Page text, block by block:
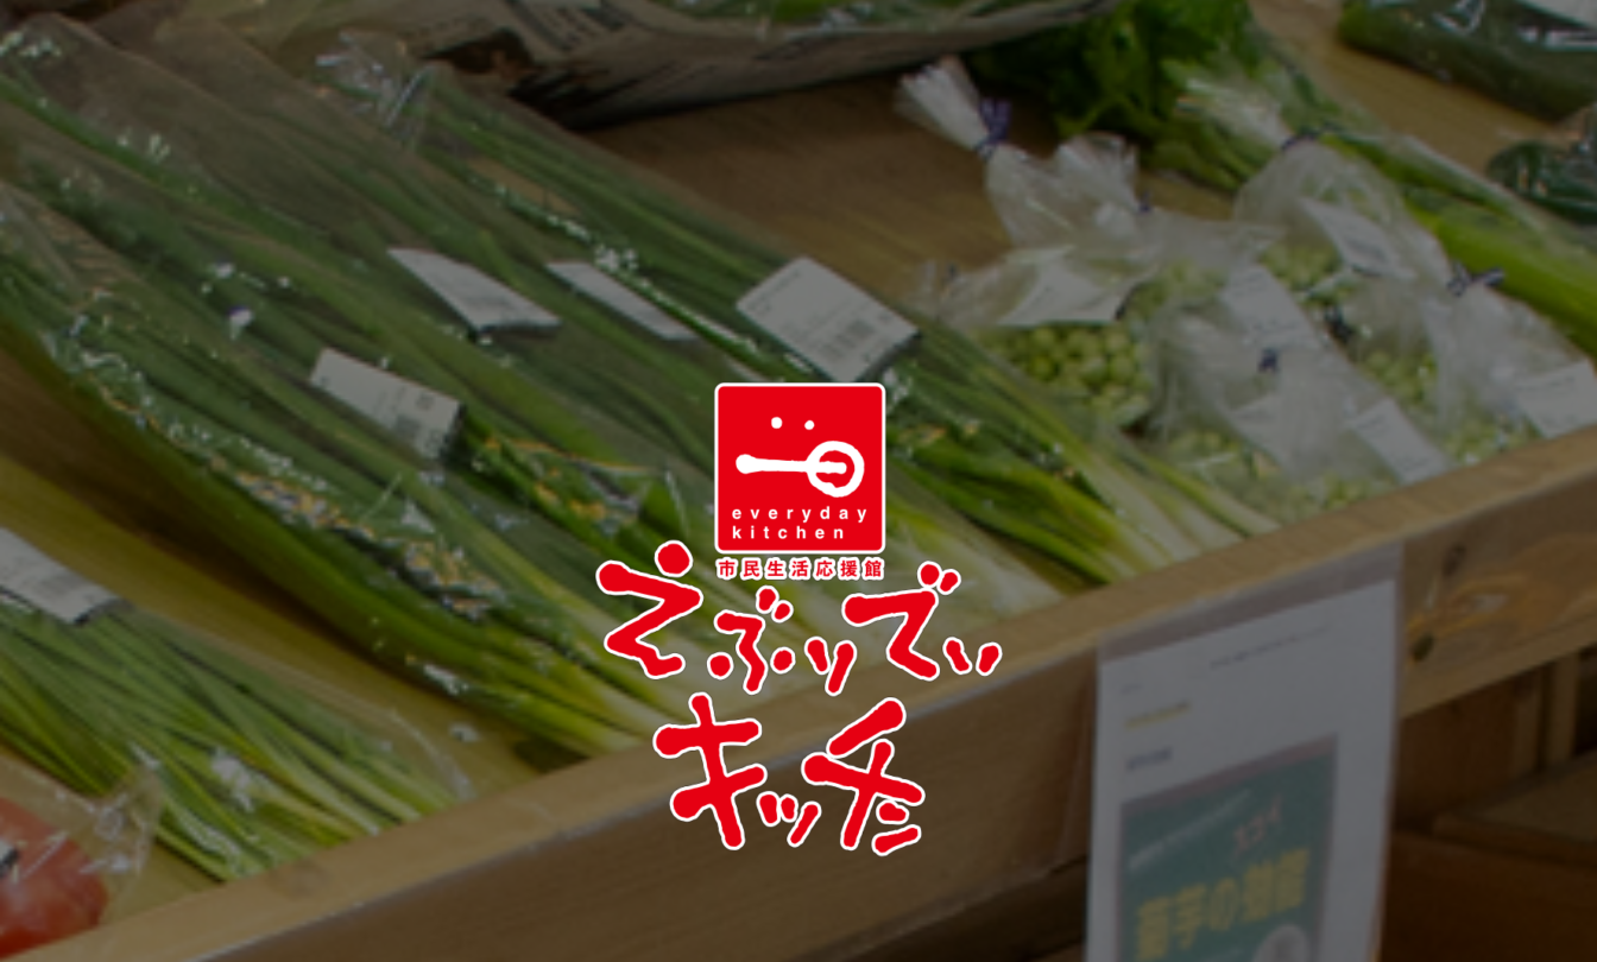
えぶりでい